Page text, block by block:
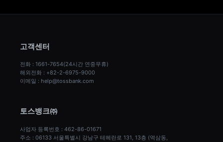
고객센터
전화 : 1661-7654(24시간 연중무휴)
해외전화 : +82-2-6975-9000
이메일 : help@tossbank.com
토스뱅크㈜
사업자 등록번호 : 462-86-01671
주소 : 06133 서울특별시 강남구 테헤란로 131, 13층 (역삼동,